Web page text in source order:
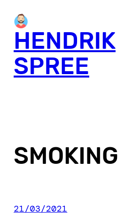
content
HENDRIK
SPREE
SMOKING
21/03/2021